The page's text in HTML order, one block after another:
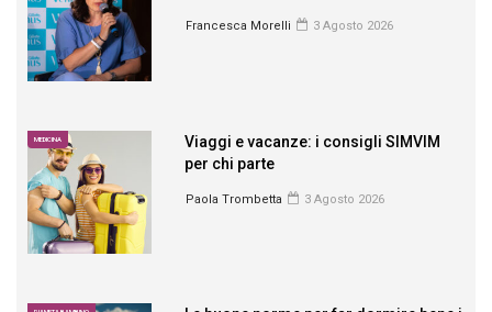
Francesca Morelli 3 Agosto 2026
MEDICINA
Viaggi e vacanze: i consigli SIMVIM
per chi parte
Paola Trombetta 3 Agosto 2026